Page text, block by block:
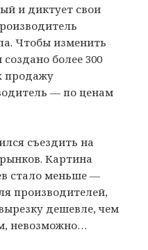
и диктует свои
Чтобы изменить
более 300
продажу
— по ценам
съездить на
Картина
стало меньше —
производителей,
дешевле, чем
невозможно…